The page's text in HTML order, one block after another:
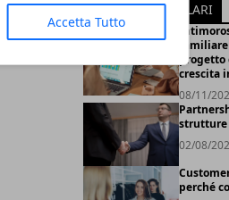
Accetta Tutto
ARTICOLI POPOLARI
crescita
08/11/
strutture
02/08/
perché